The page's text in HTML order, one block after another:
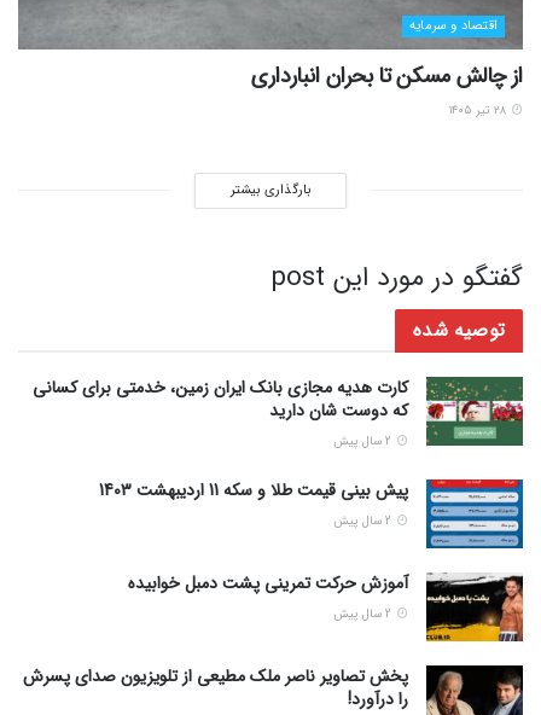
اقتصاد و سرمایه
از چالش مسکن تا بحران انبارداری
بارگذاری بیشتر
گفتگو در مورد این post
توصیه شده
کارت هدیه مجازی بانک ایران زمین، خدمتی برای کسانی
که دوست شان دارید
پیش‌ بینی قیمت طلا و سکه 11 اردیبهشت 1403
آموزش حرکت تمرینی پشت دمبل خوابیده
پخش تصاویر ناصر ملک مطیعی از تلویزیون صدای پسرش
را درآورد!